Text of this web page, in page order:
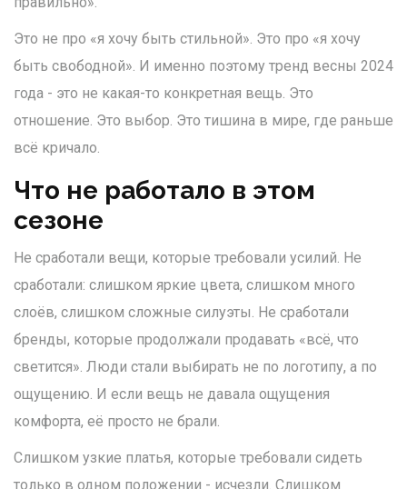
Это не про «я хочу быть стильной». Это про «я хочу
быть свободной». И именно поэтому тренд весны 2024
года - это не какая-то конкретная вещь. Это
отношение. Это выбор. Это тишина в мире, где раньше
всё кричало.
Что не работало в этом
сезоне
Не сработали вещи, которые требовали усилий. Не
сработали: слишком яркие цвета, слишком много
слоёв, слишком сложные силуэты. Не сработали
бренды, которые продолжали продавать «всё, что
светится». Люди стали выбирать не по логотипу, а по
ощущению. И если вещь не давала ощущения
комфорта, её просто не брали.
Слишком узкие платья, которые требовали сидеть
только в одном положении - исчезли. Слишком